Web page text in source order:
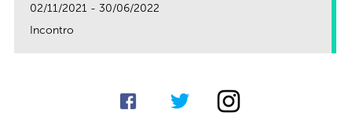
02/11/2021 - 30/06/2022
Incontro